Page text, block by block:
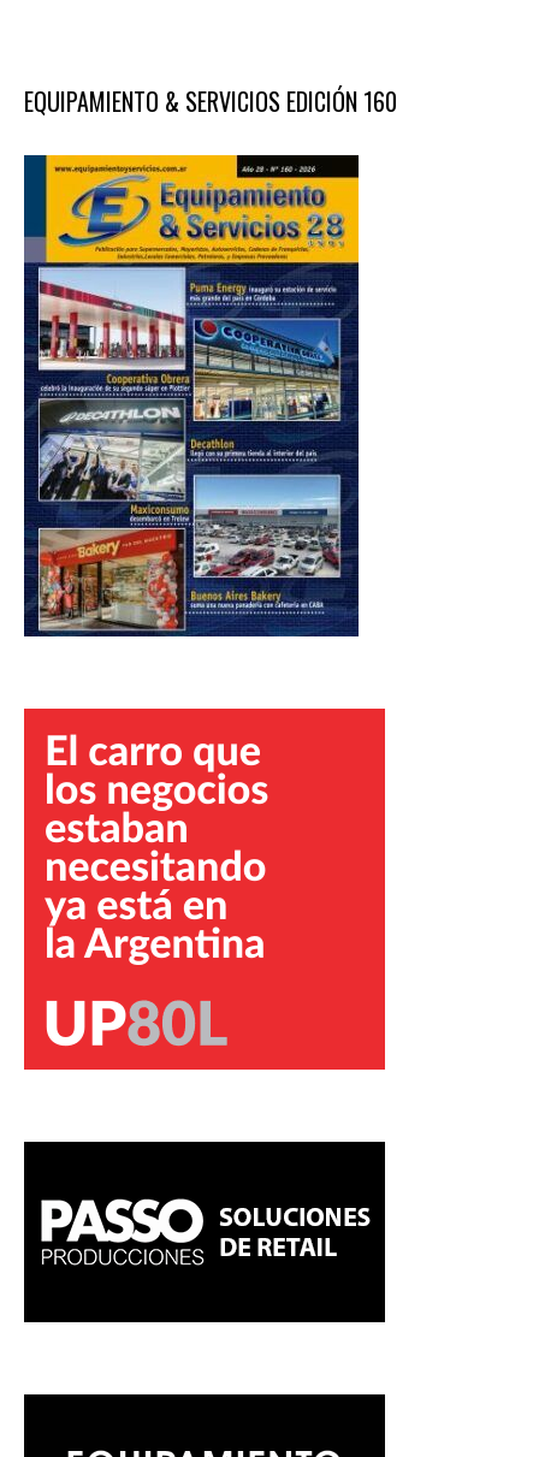
EQUIPAMIENTO & SERVICIOS EDICIÓN 160